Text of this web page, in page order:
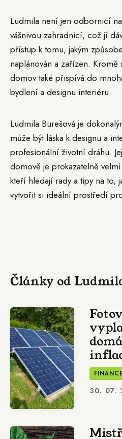
Ludmila není jen odbornicí
vášnivou zahradnicí, což jí
přístup k tomu, jakým
naplánován a zařízen.
domov také přispívá do
bydlení a designu interiéru.
Ludmila Burešová je
může být láska k designu a
profesionální životní dráhu.
domově je prokazatelně
kteří hledají rady a tipy na to,
vytvořit si ideální prostředí
Články od
FINANCE
30. 07.